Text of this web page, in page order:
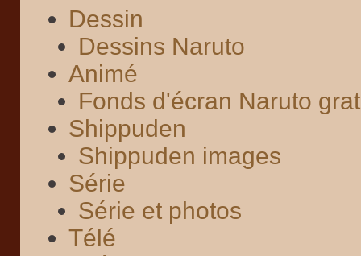
Dessin
Dessins Naruto
Animé
Fonds d'écran Naruto
Shippuden
Shippuden images
Série
Série et photos
Télé